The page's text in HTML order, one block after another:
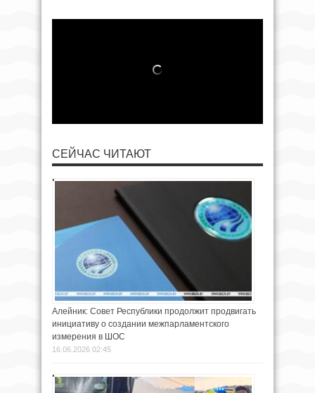
СЕЙЧАС ЧИТАЮТ
Алейник: Совет Республики продолжит продвигать
инициативу о создании межпарламентского
измерения в ШОС
16.06.2026 02:45